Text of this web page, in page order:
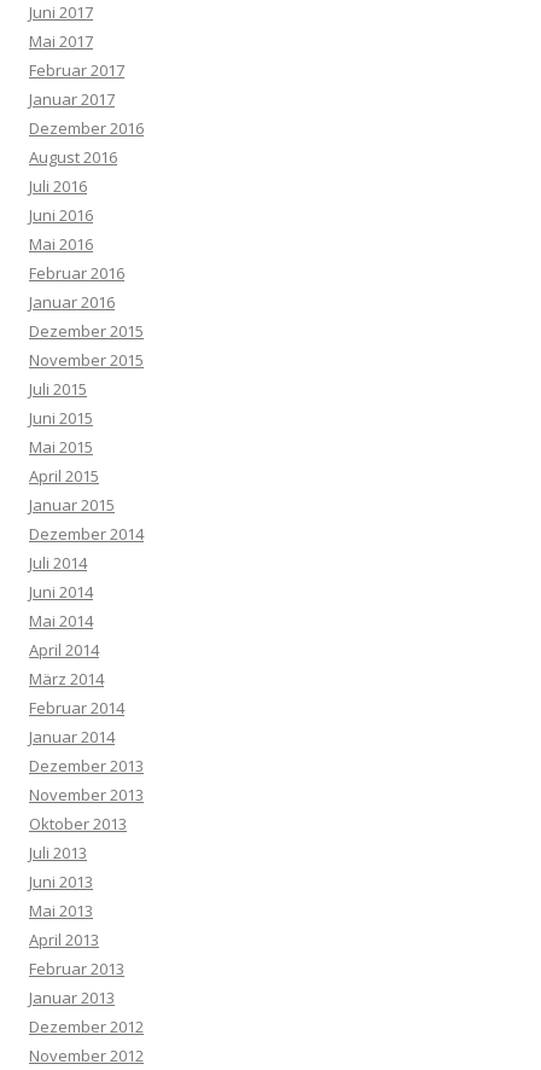
Juni 2017
Mai 2017
Februar 2017
Januar 2017
Dezember 2016
August 2016
Juli 2016
Juni 2016
Mai 2016
Februar 2016
Januar 2016
Dezember 2015
November 2015
Juli 2015
Juni 2015
Mai 2015
April 2015
Januar 2015
Dezember 2014
Juli 2014
Juni 2014
Mai 2014
April 2014
März 2014
Februar 2014
Januar 2014
Dezember 2013
November 2013
Oktober 2013
Juli 2013
Juni 2013
Mai 2013
April 2013
Februar 2013
Januar 2013
Dezember 2012
November 2012